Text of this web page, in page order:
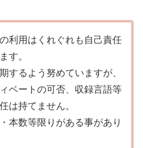
利用はくれぐれも自己責任
す。
するよう努めていますが、
ベートの可否、収録言語等
は持てません。
本数等限りがある事があり